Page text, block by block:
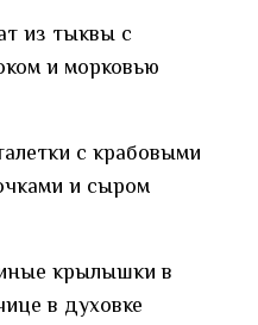
из тыквы с
и морковью
с крабовыми
и сыром
крылышки в
в духовке